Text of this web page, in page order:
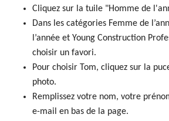
Cliquez sur la tuile "Homme de
Dans les catégories Femme de
l’année et Young Construction
choisir un favori.
Pour choisir Tom, cliquez sur la
photo.
Remplissez votre nom, votre
e-mail en bas de la page.